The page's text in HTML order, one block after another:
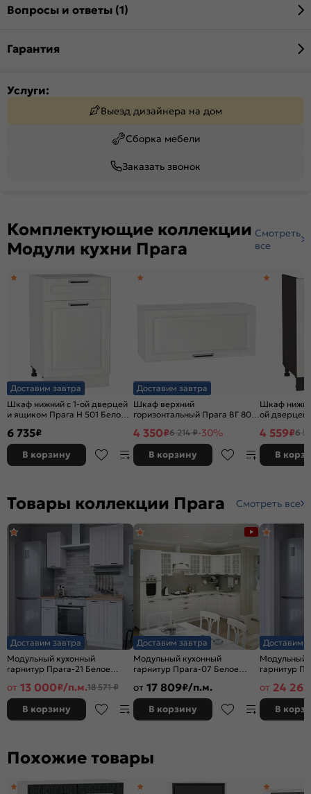
Вопросы и ответы (1)
Гарантия
Услуги:
Выезд дизайнера на дом
Сборка мебели
Заказать звонок
Комплектующие коллекции
Модули кухни Прага
Смотреть
все
Доставим завтра
Шкаф нижний с 1-ой дверцей
и ящиком Прага Н 501 Белое
6 735₽
В корзину
Доставим завтра
Шкаф верхний
горизонтальный Прага ВГ 800
4 350₽6 214 ₽-30%
В корзину
Шкаф
ой
4 559₽6
В
Товары коллекции Прага Смотреть все
Доставим завтра
Модульный кухонный
гарнитур Прага-21 Белое
от 13 000₽/п.м.18 571 ₽
В корзину
Доставим завтра
Модульный кухонный
гарнитур Прага-07 Белое
2132x3300/1490x600
от 17 809₽/п.м.
В корзину
Доставим
Модульный
гарнитур
от 24 263
В
Похожие товары